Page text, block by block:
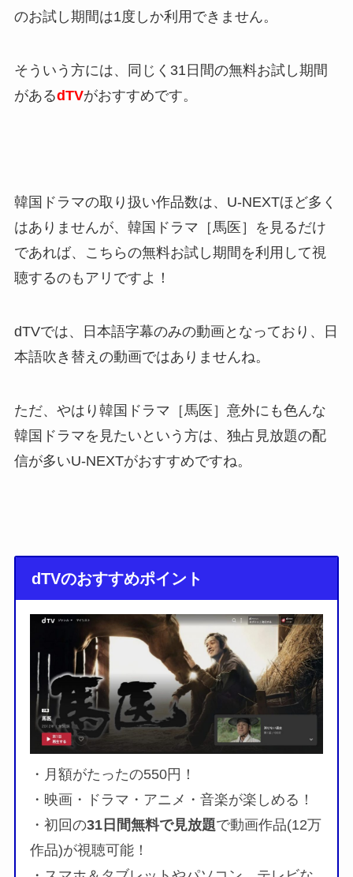
のお試し期間は1度しか利用できません。
そういう方には、同じく31日間の無料お試し期間
があるdTVがおすすめです。
韓国ドラマの取り扱い作品数は、U-NEXTほど多く
はありませんが、韓国ドラマ［馬医］を見るだけ
であれば、こちらの無料お試し期間を利用して視
聴するのもアリですよ！
dTVでは、日本語字幕のみの動画となっており、日
本語吹き替えの動画ではありませんね。
ただ、やはり韓国ドラマ［馬医］意外にも色んな
韓国ドラマを見たいという方は、独占見放題の配
信が多いU-NEXTがおすすめですね。
dTVのおすすめポイント
・月額がたったの550円！
・映画・ドラマ・アニメ・音楽が楽しめる！
・初回の31日間無料で見放題で動画作品(12万
作品)が視聴可能！